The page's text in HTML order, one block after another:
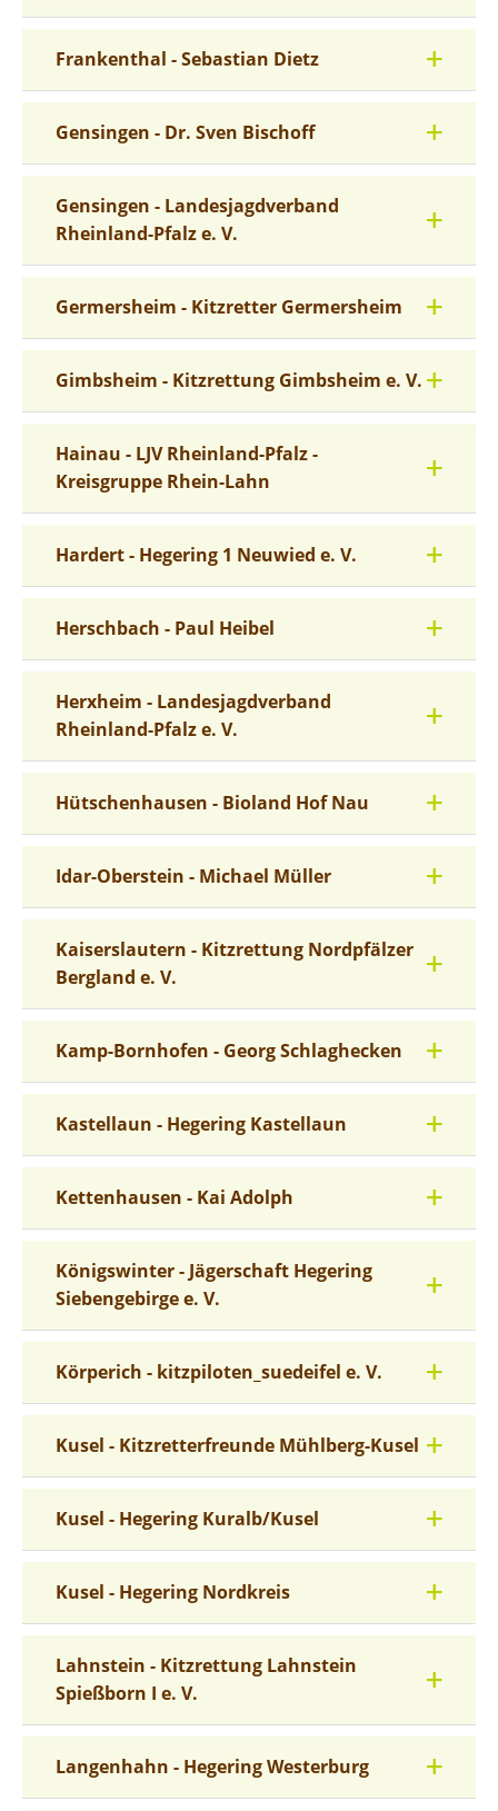
Frankenthal - Sebastian Dietz
Gensingen - Dr. Sven Bischoff
Gensingen - Landesjagdverband
Rheinland-Pfalz e. V.
Germersheim - Kitzretter Germersheim
Gimbsheim - Kitzrettung Gimbsheim e. V.
Hainau - LJV Rheinland-Pfalz -
Kreisgruppe Rhein-Lahn
Hardert - Hegering 1 Neuwied e. V.
Herschbach - Paul Heibel
Herxheim - Landesjagdverband
Rheinland-Pfalz e. V.
Hütschenhausen - Bioland Hof Nau
Idar-Oberstein - Michael Müller
Kaiserslautern - Kitzrettung Nordpfälzer
Bergland e. V.
Kamp-Bornhofen - Georg Schlaghecken
Kastellaun - Hegering Kastellaun
Kettenhausen - Kai Adolph
Königswinter - Jägerschaft Hegering
Siebengebirge e. V.
Körperich - kitzpiloten_suedeifel e. V.
Kusel - Kitzretterfreunde Mühlberg-Kusel
Kusel - Hegering Kuralb/Kusel
Kusel - Hegering Nordkreis
Lahnstein - Kitzrettung Lahnstein
Spießborn I e. V.
Langenhahn - Hegering Westerburg